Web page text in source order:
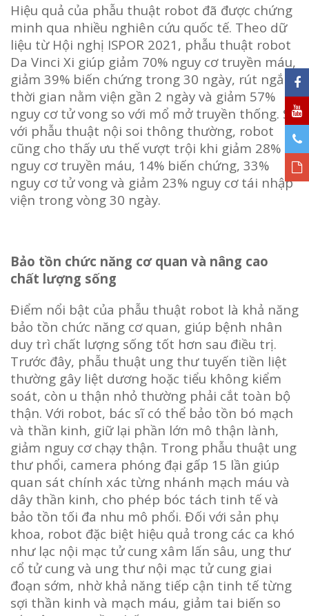
Hiệu quả của phẫu thuật robot đã được chứng
minh qua nhiều nghiên cứu quốc tế. Theo dữ
liệu từ Hội nghị ISPOR 2021, phẫu thuật robot
Da Vinci Xi giúp giảm 70% nguy cơ truyền máu,
giảm 39% biến chứng trong 30 ngày, rút ngắn
thời gian nằm viện gần 2 ngày và giảm 57%
nguy cơ tử vong so với mổ mở truyền thống. So
với phẫu thuật nội soi thông thường, robot
cũng cho thấy ưu thế vượt trội khi giảm 28%
nguy cơ truyền máu, 14% biến chứng, 33%
nguy cơ tử vong và giảm 23% nguy cơ tái nhập
viện trong vòng 30 ngày.
Bảo tồn chức năng cơ quan và nâng cao
chất lượng sống
Điểm nổi bật của phẫu thuật robot là khả năng
bảo tồn chức năng cơ quan, giúp bệnh nhân
duy trì chất lượng sống tốt hơn sau điều trị.
Trước đây, phẫu thuật ung thư tuyến tiền liệt
thường gây liệt dương hoặc tiểu không kiểm
soát, còn u thận nhỏ thường phải cắt toàn bộ
thận. Với robot, bác sĩ có thể bảo tồn bó mạch
và thần kinh, giữ lại phần lớn mô thận lành,
giảm nguy cơ chạy thận. Trong phẫu thuật ung
thư phổi, camera phóng đại gấp 15 lần giúp
quan sát chính xác từng nhánh mạch máu và
dây thần kinh, cho phép bóc tách tinh tế và
bảo tồn tối đa nhu mô phổi. Đối với sản phụ
khoa, robot đặc biệt hiệu quả trong các ca khó
như lạc nội mạc tử cung xâm lấn sâu, ung thư
cổ tử cung và ung thư nội mạc tử cung giai
đoạn sớm, nhờ khả năng tiếp cận tinh tế từng
sợi thần kinh và mạch máu, giảm tai biến so